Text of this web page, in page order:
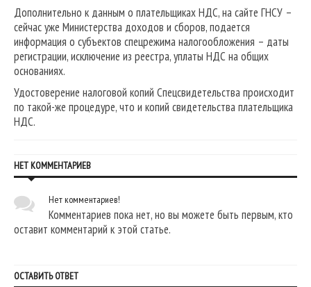
Дополнительно к данным о плательщиках НДС, на сайте ГНСУ –
сейчас уже Министерства доходов и сборов, подается
информация о субъектов спецрежима налогообложения – даты
регистрации, исключение из реестра, уплаты НДС на общих
основаниях.
Удостоверение налоговой копий Спецсвидетельства происходит
по такой-же процедуре, что и копий свидетельства плательщика
НДС.
НЕТ КОММЕНТАРИЕВ
Нет комментариев!
Комментариев пока нет, но вы можете быть первым, кто
оставит комментарий к этой статье.
ОСТАВИТЬ ОТВЕТ